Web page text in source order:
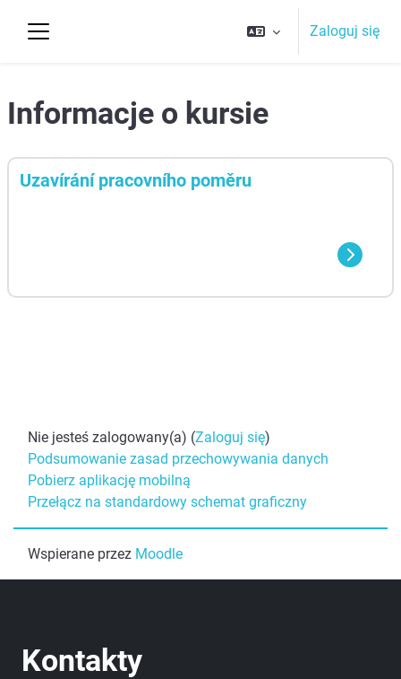
Zaloguj się
Informacje o kursie
aa
Uzavírání pracovního poměru
Nie jesteś zalogowany(a) (Zaloguj się)
Podsumowanie zasad przechowywania danych
Pobierz aplikację mobilną
Przełącz na standardowy schemat graficzny
Wspierane przez Moodle
Kontakty